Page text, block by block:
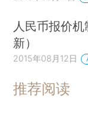
人民币报价
新）
2015年08月12日
推荐阅读